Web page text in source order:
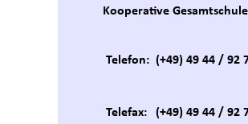
Kooperative
Telefon: (+49) 49 44 / 92
Telefax: (+49) 49 44 / 92